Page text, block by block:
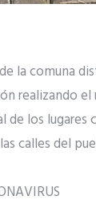
la comuna
realizando
de los lugares
calles del